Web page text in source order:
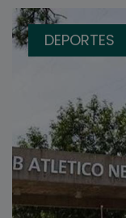
DEPORTES